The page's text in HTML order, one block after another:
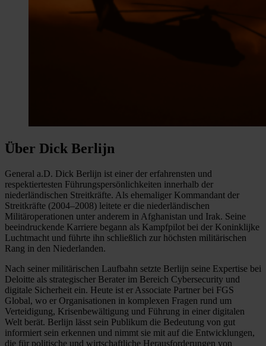
Über Dick Berlijn
General a.D. Dick Berlijn ist einer der erfahrensten und
respektiertesten Führungspersönlichkeiten innerhalb der
niederländischen Streitkräfte. Als ehemaliger Kommandant der
Streitkräfte (2004–2008) leitete er die niederländischen
Militäroperationen unter anderem in Afghanistan und Irak. Seine
beeindruckende Karriere begann als Kampfpilot bei der Koninklijke
Luchtmacht und führte ihn schließlich zur höchsten militärischen
Rang in den Niederlanden.
Nach seiner militärischen Laufbahn setzte Berlijn seine Expertise bei
Deloitte als strategischer Berater im Bereich Cybersecurity und
digitale Sicherheit ein. Heute ist er Associate Partner bei FGS
Global, wo er Organisationen in komplexen Fragen rund um
Verteidigung, Krisenbewältigung und Führung in einer digitalen
Welt berät. Berlijn lässt sein Publikum die Bedeutung von gut
informiert sein erkennen und nimmt sie mit auf die Entwicklungen,
die für politische und wirtschaftliche Herausforderungen von